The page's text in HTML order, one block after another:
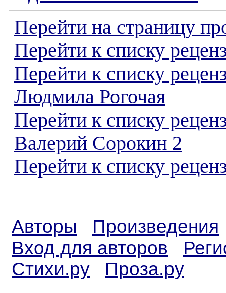
Перейти на страницу
Перейти к списку
Перейти к списку
Людмила Рогочая
Перейти к списку
Валерий Сорокин 2
Перейти к списку
Авторы
Произведения
Вход для авторов
Стихи.ру
Проза.ру